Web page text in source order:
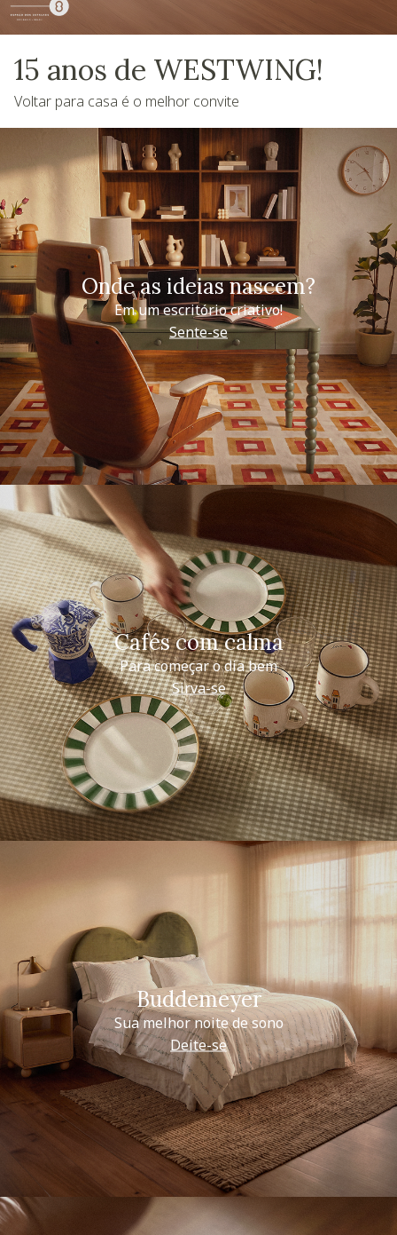
15 anos de WESTWING!
Voltar para casa é o melhor convite
Onde as ideias nascem?
Em um escritório criativo!
Sente-se
Cafés com calma
Para começar o dia bem
Sirva-se
Buddemeyer
Sua melhor noite de sono
Deite-se